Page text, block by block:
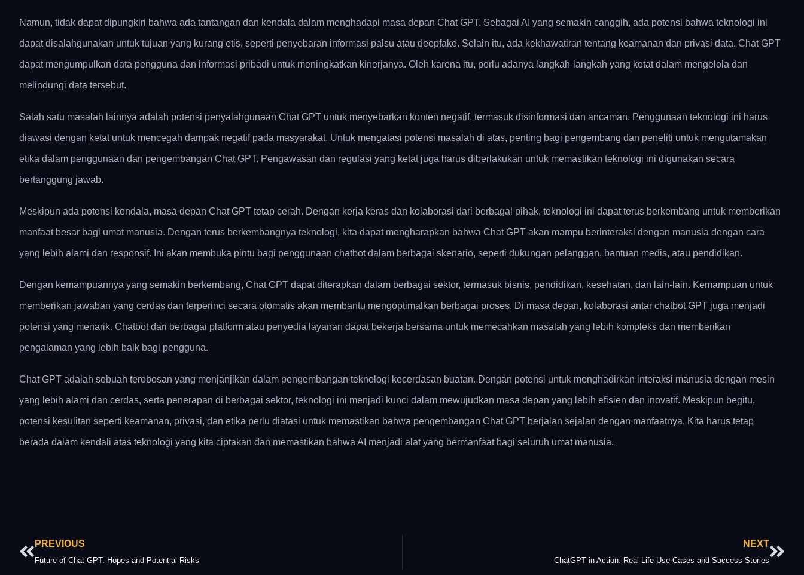
Namun, tidak dapat dipungkiri bahwa ada tantangan dan kendala dalam menghadapi masa depan Chat GPT. Sebagai AI yang semakin canggih, ada potensi bahwa teknologi ini
dapat disalahgunakan untuk tujuan yang kurang etis, seperti penyebaran informasi palsu atau deepfake. Selain itu, ada kekhawatiran tentang keamanan dan privasi data. Chat GPT
dapat mengumpulkan data pengguna dan informasi pribadi untuk meningkatkan kinerjanya. Oleh karena itu, perlu adanya langkah-langkah yang ketat dalam mengelola dan
melindungi data tersebut.
Salah satu masalah lainnya adalah potensi penyalahgunaan Chat GPT untuk menyebarkan konten negatif, termasuk disinformasi dan ancaman. Penggunaan teknologi ini harus
diawasi dengan ketat untuk mencegah dampak negatif pada masyarakat. Untuk mengatasi potensi masalah di atas, penting bagi pengembang dan peneliti untuk mengutamakan
etika dalam penggunaan dan pengembangan Chat GPT. Pengawasan dan regulasi yang ketat juga harus diberlakukan untuk memastikan teknologi ini digunakan secara
bertanggung jawab.
Meskipun ada potensi kendala, masa depan Chat GPT tetap cerah. Dengan kerja keras dan kolaborasi dari berbagai pihak, teknologi ini dapat terus berkembang untuk memberikan
manfaat besar bagi umat manusia. Dengan terus berkembangnya teknologi, kita dapat mengharapkan bahwa Chat GPT akan mampu berinteraksi dengan manusia dengan cara
yang lebih alami dan responsif. Ini akan membuka pintu bagi penggunaan chatbot dalam berbagai skenario, seperti dukungan pelanggan, bantuan medis, atau pendidikan.
Dengan kemampuannya yang semakin berkembang, Chat GPT dapat diterapkan dalam berbagai sektor, termasuk bisnis, pendidikan, kesehatan, dan lain-lain. Kemampuan untuk
memberikan jawaban yang cerdas dan terperinci secara otomatis akan membantu mengoptimalkan berbagai proses. Di masa depan, kolaborasi antar chatbot GPT juga menjadi
potensi yang menarik. Chatbot dari berbagai platform atau penyedia layanan dapat bekerja bersama untuk memecahkan masalah yang lebih kompleks dan memberikan
pengalaman yang lebih baik bagi pengguna.
Chat GPT adalah sebuah terobosan yang menjanjikan dalam pengembangan teknologi kecerdasan buatan. Dengan potensi untuk menghadirkan interaksi manusia dengan mesin
yang lebih alami dan cerdas, serta penerapan di berbagai sektor, teknologi ini menjadi kunci dalam mewujudkan masa depan yang lebih efisien dan inovatif. Meskipun begitu,
potensi kesulitan seperti keamanan, privasi, dan etika perlu diatasi untuk memastikan bahwa pengembangan Chat GPT berjalan sejalan dengan manfaatnya. Kita harus tetap
berada dalam kendali atas teknologi yang kita ciptakan dan memastikan bahwa AI menjadi alat yang bermanfaat bagi seluruh umat manusia.
Prev
PREVIOUS
Future of Chat GPT: Hopes and Potential Risks
NEXT
ChatGPT in Action: Real-Life Use Cases and Success Stories